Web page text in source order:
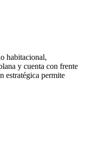
habitacional,
y cuenta con frente
estratégica permite